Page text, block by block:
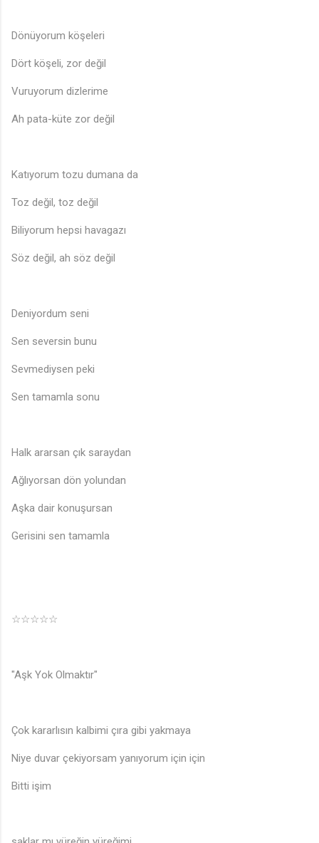
Dönüyorum köşeleri
Dört köşeli, zor değil
Vuruyorum dizlerime
Ah pata-küte zor değil
Katıyorum tozu dumana da
Toz değil, toz değil
Biliyorum hepsi havagazı
Söz değil, ah söz değil
Deniyordum seni
Sen seversin bunu
Sevmediysen peki
Sen tamamla sonu
Halk ararsan çık saraydan
Ağlıyorsan dön yolundan
Aşka dair konuşursan
Gerisini sen tamamla
☆☆☆☆☆
"Aşk Yok Olmaktır"
Çok kararlısın kalbimi çıra gibi yakmaya
Niye duvar çekiyorsam yanıyorum için için
Bitti işim